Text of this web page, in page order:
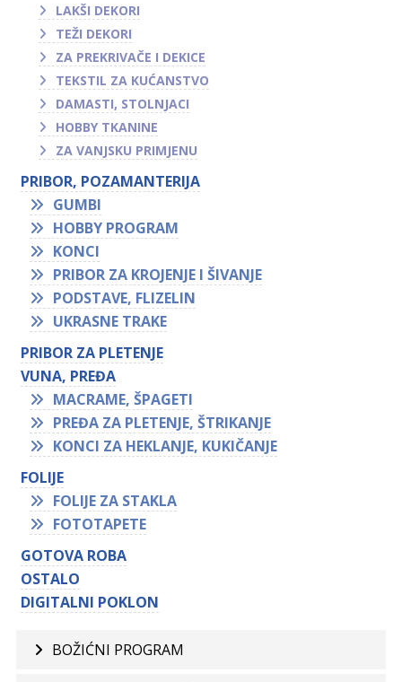
LAKŠI DEKORI
TEŽI DEKORI
ZA PREKRIVAČE I DEKICE
TEKSTIL ZA KUĆANSTVO
DAMASTI, STOLNJACI
HOBBY TKANINE
ZA VANJSKU PRIMJENU
PRIBOR, POZAMANTERIJA
GUMBI
HOBBY PROGRAM
KONCI
PRIBOR ZA KROJENJE I ŠIVANJE
PODSTAVE, FLIZELIN
UKRASNE TRAKE
PRIBOR ZA PLETENJE
VUNA, PREĐA
MACRAME, ŠPAGETI
PREĐA ZA PLETENJE, ŠTRIKANJE
KONCI ZA HEKLANJE, KUKIČANJE
FOLIJE
FOLIJE ZA STAKLA
FOTOTAPETE
GOTOVA ROBA
OSTALO
DIGITALNI POKLON
BOŽIĆNI PROGRAM